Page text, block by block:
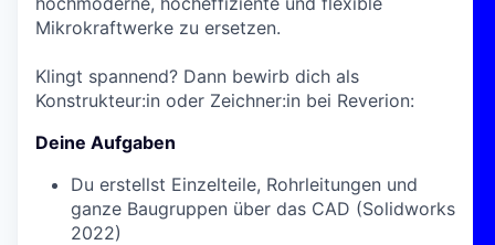
Mikrokraftwerke zu ersetzen.
Klingt spannend? Dann bewirb dich als
Konstrukteur:in oder Zeichner:in bei Reverion:
Deine Aufgaben
Du erstellst Einzelteile, Rohrleitungen und
ganze Baugruppen über das CAD (Solidworks
2022)